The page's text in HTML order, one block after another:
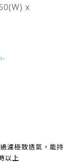
x
濾極致透氣，能持
以上